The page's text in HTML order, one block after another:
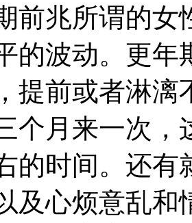
前兆所谓的女
的波动。更年
提前或者淋
个月来一次，
的时间。还有
及心烦意乱和